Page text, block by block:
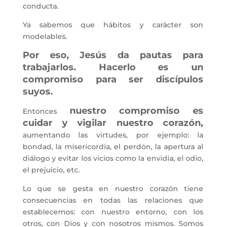
conducta.
Ya sabemos que hábitos y carácter son
modelables.
Por eso, Jesús da pautas para
trabajarlos. Hacerlo es un
compromiso para ser discípulos
suyos.
Entonces nuestro compromiso es
cuidar y vigilar nuestro corazón,
aumentando las virtudes, por ejemplo: la
bondad, la misericordia, el perdón, la apertura al
diálogo y evitar los vicios como la envidia, el odio,
el prejuicio, etc.
Lo que se gesta en nuestro corazón tiene
consecuencias en todas las relaciones que
establecemos: con nuestro entorno, con los
otros, con Dios y con nosotros mismos. Somos